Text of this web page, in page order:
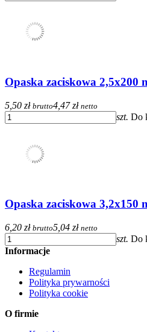
Opaska zaciskowa 2,5x200
5,50 zł brutto4,47 zł netto
szt. Do
Opaska zaciskowa 3,2x150
6,20 zł brutto5,04 zł netto
szt. Do
Informacje
Regulamin
Polityka prywarności
Polityka cookie
O firmie